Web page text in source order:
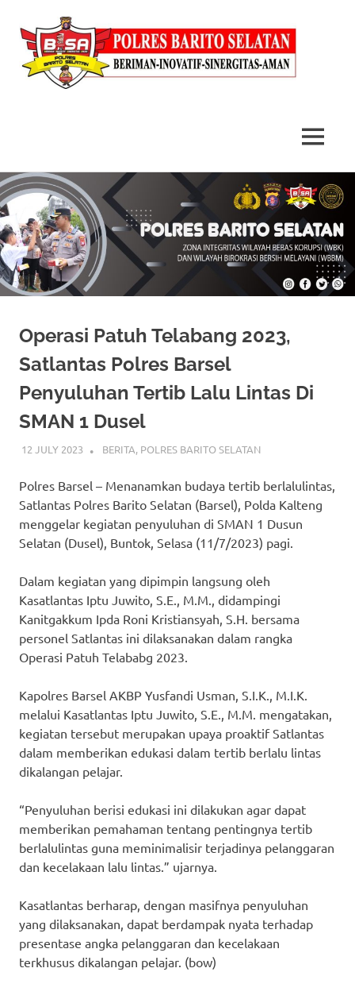
Skip
to
content
MENU
Operasi Patuh Telabang 2023,
Satlantas Polres Barsel
Penyuluhan Tertib Lalu Lintas Di
SMAN 1 Dusel
12 JULY 2023 ADMIN_POLRESBARSEL
BERITA, POLRES BARITO SELATAN
Polres Barsel – Menanamkan budaya tertib berlalulintas,
Satlantas Polres Barito Selatan (Barsel), Polda Kalteng
menggelar kegiatan penyuluhan di SMAN 1 Dusun
Selatan (Dusel), Buntok, Selasa (11/7/2023) pagi.
Dalam kegiatan yang dipimpin langsung oleh
Kasatlantas Iptu Juwito, S.E., M.M., didampingi
Kanitgakkum Ipda Roni Kristiansyah, S.H. bersama
personel Satlantas ini dilaksanakan dalam rangka
Operasi Patuh Telababg 2023.
Kapolres Barsel AKBP Yusfandi Usman, S.I.K., M.I.K.
melalui Kasatlantas Iptu Juwito, S.E., M.M. mengatakan,
kegiatan tersebut merupakan upaya proaktif Satlantas
dalam memberikan edukasi dalam tertib berlalu lintas
dikalangan pelajar.
“Penyuluhan berisi edukasi ini dilakukan agar dapat
memberikan pemahaman tentang pentingnya tertib
berlalulintas guna meminimalisir terjadinya pelanggaran
dan kecelakaan lalu lintas.” ujarnya.
Kasatlantas berharap, dengan masifnya penyuluhan
yang dilaksanakan, dapat berdampak nyata terhadap
presentase angka pelanggaran dan kecelakaan
terkhusus dikalangan pelajar. (bow)